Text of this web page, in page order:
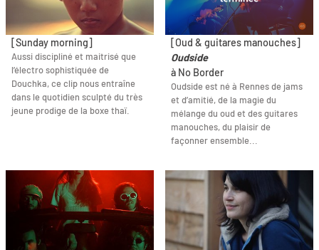
[Sunday morning]
Aussi discipliné et maitrisé que
l’électro sophistiquée de
Douchka, ce clip nous entraîne
dans le quotidien sculpté du très
jeune prodige de la boxe thaï.
[Oud & guitares manouches]
Oudside
à No Border
Oudside est né à Rennes de jams
et d’amitié, de la magie du
mélange du oud et des guitares
manouches, du plaisir de
façonner ensemble...